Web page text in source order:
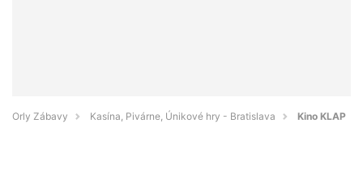
Orly Zábavy Kasína, Pivárne, Únikové hry - Bratislava Kino KLAP